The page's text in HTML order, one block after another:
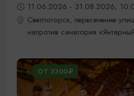
11.06.2026 - 31.08.2026,
Светлогорск, пересечение
напротив санатория
ОТ 3300₽